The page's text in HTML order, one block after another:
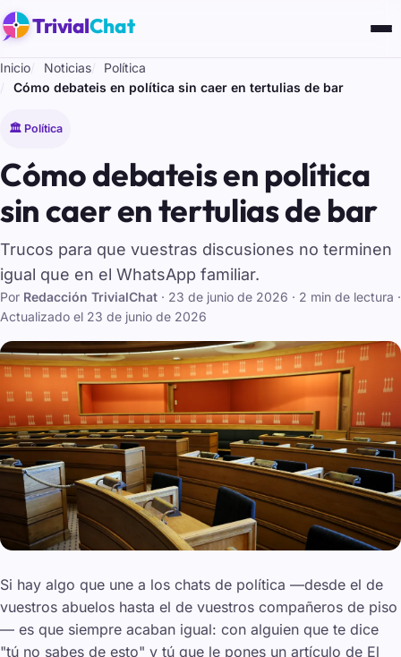
TrivialChat
Inicio Noticias
Política
Cómo debateis en política sin caer en tertulias de bar
🏛️ Política
Cómo debateis en política
sin caer en tertulias de bar
Trucos para que vuestras discusiones no terminen
igual que en el WhatsApp familiar.
Por Redacción TrivialChat · 23 de junio de 2026 · 2 min de lectura ·
Actualizado el 23 de junio de 2026
Si hay algo que une a los chats de política —desde el de
vuestros abuelos hasta el de vuestros compañeros de piso
— es que siempre acaban igual: con alguien que te dice
"tú no sabes de esto" y tú que le pones un artículo de El